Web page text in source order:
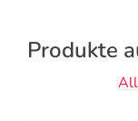
Produkte